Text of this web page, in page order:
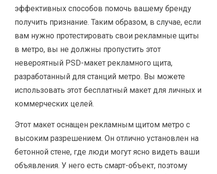
эффективных способов помочь вашему бренду
получить признание. Таким образом, в случае, если
вам нужно протестировать свои рекламные щиты
в метро, ​​вы не должны пропустить этот
невероятный PSD-макет рекламного щита,
разработанный для станций метро. Вы можете
использовать этот бесплатный макет для личных и
коммерческих целей.
Этот макет оснащен рекламным щитом метро с
высоким разрешением. Он отлично установлен на
бетонной стене, где люди могут ясно видеть ваши
объявления. У него есть смарт-объект, поэтому